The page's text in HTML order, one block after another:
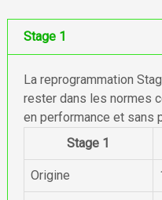
Stage 1
La reprogrammation
rester dans les normes
en performance et sans
Stage 1
Origine